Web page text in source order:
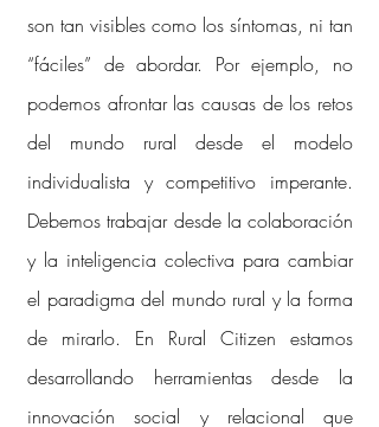
son tan visibles como los síntomas, ni tan
“fáciles” de abordar. Por ejemplo, no
podemos afrontar las causas de los retos
del mundo rural desde el modelo
individualista y competitivo imperante.
Debemos trabajar desde la colaboración
y la inteligencia colectiva para cambiar
el paradigma del mundo rural y la forma
de mirarlo. En Rural Citizen estamos
desarrollando herramientas desde la
innovación social y relacional que